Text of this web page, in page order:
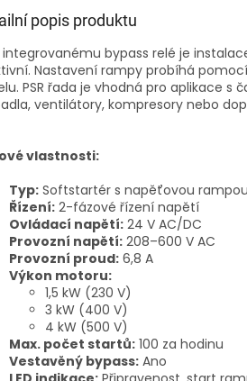
popis produktu
integrovanému bypass relé je
Nastavení rampy probíhá
PSR řada je vhodná pro aplikace s
ventilátory, kompresory nebo
vlastnosti:
Typ: Softstartér s napěťovou rampou
Řízení: 2-fázové řízení napětí
Ovládací napětí: 24 V AC/DC
Provozní napětí: 208–600 V AC
Provozní proud: 6,8 A
Výkon motoru:
1,5 kW (230 V)
3 kW (400 V)
4 kW (500 V)
Max. počet startů: 100 za hodinu
Vestavěný bypass: Ano